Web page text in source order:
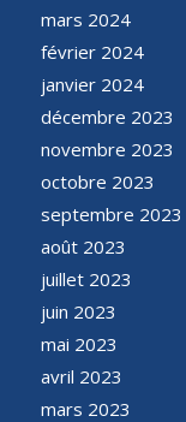
mars 2024
février 2024
janvier 2024
décembre 2023
novembre 2023
octobre 2023
septembre 2023
août 2023
juillet 2023
juin 2023
mai 2023
avril 2023
mars 2023